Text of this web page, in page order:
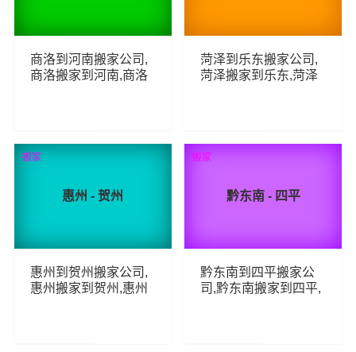
商洛到河南搬家公司,
商洛搬家到河南,商洛
60 查看详细
菏泽到乐东搬家公司,
菏泽搬家到乐东,菏泽
98 查看详细
惠州 - 贺州
惠州到贺州搬家公司,
惠州搬家到贺州,惠州
搬家
黔东南 - 四平
黔东南到四平搬家公
司,黔东南搬家到四平,
搬家